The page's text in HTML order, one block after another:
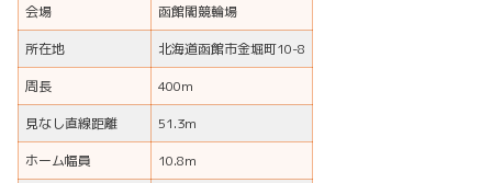
会場
函館閣競輪場
所在地
北海道函館市金堀町10-8
周長
400m
見なし直線距離
51.3m
ホーム幅員
10.8m